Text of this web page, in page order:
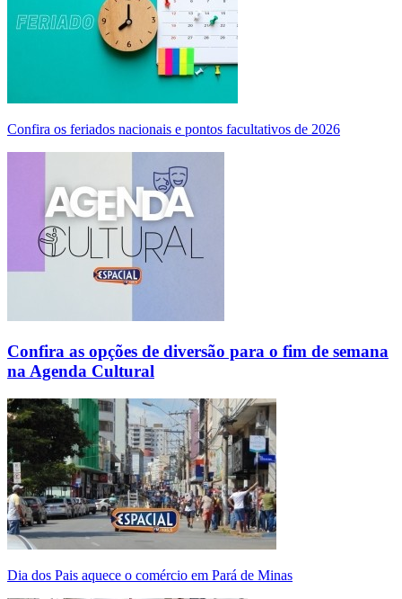
Confira os feriados nacionais e pontos facultativos de 2026
Confira as opções de diversão para o fim de semana
na Agenda Cultural
Dia dos Pais aquece o comércio em Pará de Minas